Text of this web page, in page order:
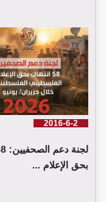
يونيو 2026
2016-6-2
بحق الإعلام ...